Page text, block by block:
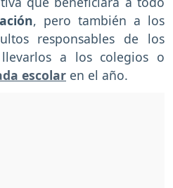
, pero también a los
responsables de los
a los colegios o
escolar en el año.